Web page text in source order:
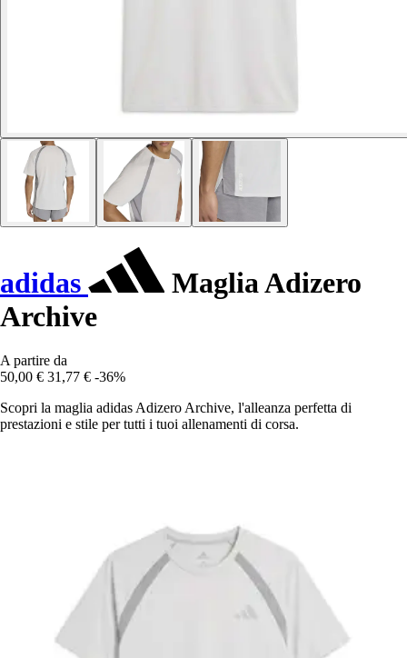
adidas
Maglia Adizero
Archive
A partire da
50,00 € 31,77 € -36%
Scopri la maglia adidas Adizero Archive, l'alleanza perfetta di
prestazioni e stile per tutti i tuoi allenamenti di corsa.